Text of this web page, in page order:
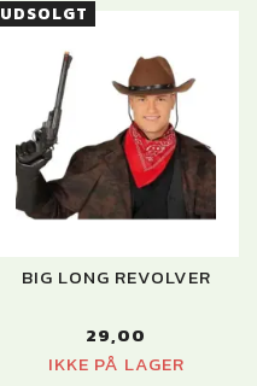
UDSOLGT
BIG LONG REVOLVER
29,00
IKKE PÅ LAGER